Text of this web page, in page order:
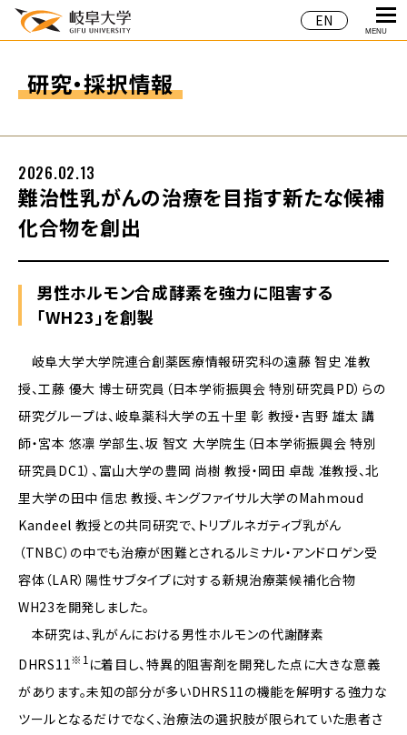
EN
MENU
研究・採択情報
難治性乳がんの治療を目指す新たな候補
化合物を創出
2026.02.13
男性ホルモン合成酵素を強力に阻害する
「WH23」を創製
岐阜大学大学院連合創薬医療情報研究科の遠藤 智史 准教
授、工藤 優大 博士研究員（日本学術振興会 特別研究員PD）らの
研究グループは、岐阜薬科大学の五十里 彰 教授・吉野 雄太 講
師・宮本 悠凛 学部生、坂 智文 大学院生（日本学術振興会 特別
研究員DC1）、富山大学の豊岡 尚樹 教授・岡田 卓哉 准教授、北
里大学の田中 信忠 教授、キングファイサル大学のMahmoud
Kandeel 教授との共同研究で、トリプルネガティブ乳がん
（TNBC）の中でも治療が困難とされるルミナル・アンドロゲン受
容体（LAR）陽性サブタイプに対する新規治療薬候補化合物
WH23を開発しました。
本研究は、乳がんにおける男性ホルモンの代謝酵素
DHRS11※1 に着目し、特異的阻害剤を開発した点に大きな意義
があります。未知の部分が多いDHRS11の機能を解明する強力な
ツールとなるだけでなく、治療法の選択肢が限られていた患者さ